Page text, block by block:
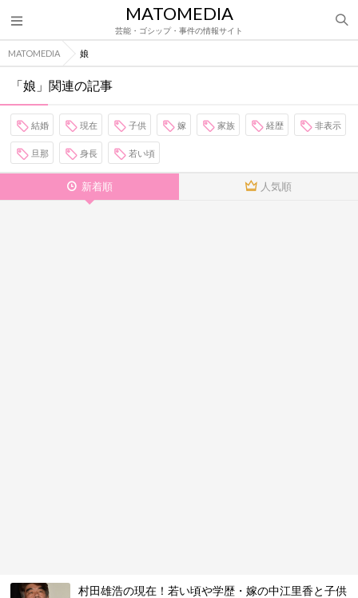
MATOMEDIA
芸能・ゴシップ・事件の情報サイト
MATOMEDIA 娘
「娘」関連の記事
結婚 現在 子供 嫁 家族 経歴 非表示
旦那 身長 若い頃
新着順 人気順
村田雄浩の現在！若い頃や学歴・嫁の中江里香と子供